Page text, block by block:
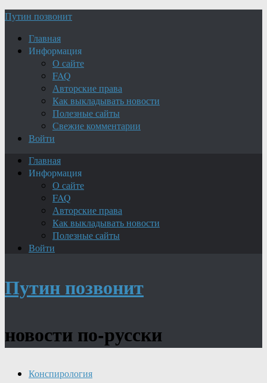
Путин позвонит
Главная
Информация
О сайте
FAQ
Авторские права
Как выкладывать новости
Полезные сайты
Свежие комментарии
Войти
Главная
Информация
О сайте
FAQ
Авторские права
Как выкладывать новости
Полезные сайты
Войти
Путин позвонит
новости по-русски
Конспирология